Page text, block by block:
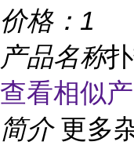
价格： 1
产品名称
查看相似
简介 更多